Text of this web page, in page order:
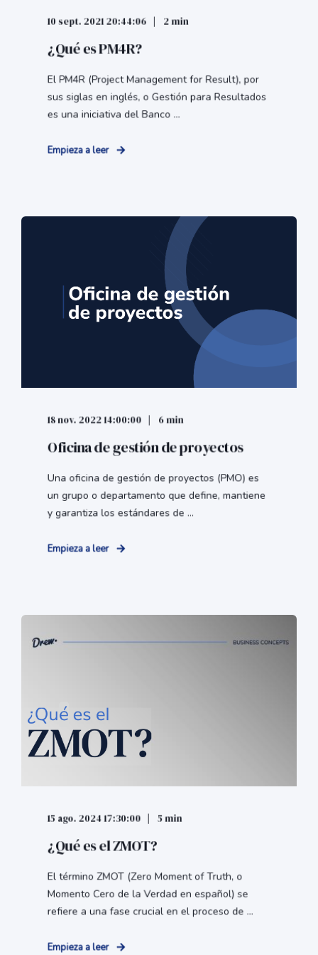
10 sept. 2021 20:44:06 2 min
¿Qué es PM4R?
El PM4R (Project Management for Result), por
sus siglas en inglés, o Gestión para Resultados
es una iniciativa del Banco ...
Empieza a leer
18 nov. 2022 14:00:00 6 min
Oficina de gestión de proyectos
Una oficina de gestión de proyectos (PMO) es
un grupo o departamento que define, mantiene
y garantiza los estándares de ...
Empieza a leer
15 ago. 2024 17:30:00 5 min
¿Qué es el ZMOT?
El término ZMOT (Zero Moment of Truth, o
Momento Cero de la Verdad en español) se
refiere a una fase crucial en el proceso de ...
Empieza a leer